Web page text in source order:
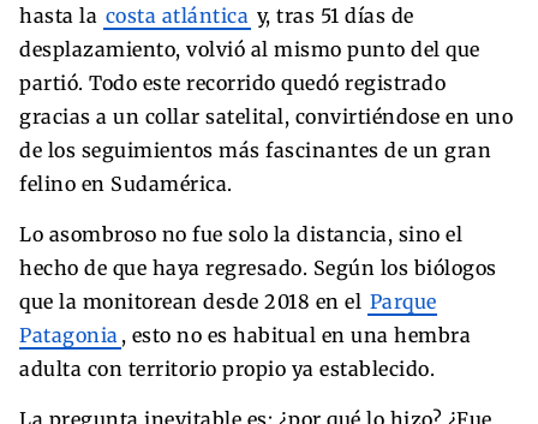
hasta la costa atlántica y, tras 51 días de
desplazamiento, volvió al mismo punto del que
partió. Todo este recorrido quedó registrado
gracias a un collar satelital, convirtiéndose en uno
de los seguimientos más fascinantes de un gran
felino en Sudamérica.
Lo asombroso no fue solo la distancia, sino el
hecho de que haya regresado. Según los biólogos
que la monitorean desde 2018 en el Parque
Patagonia , esto no es habitual en una hembra
adulta con territorio propio ya establecido.
La pregunta inevitable es: ¿por qué lo hizo? ¿Fue